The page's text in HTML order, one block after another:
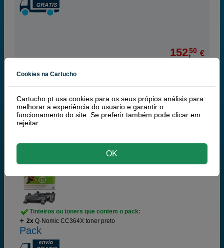
152,50 €
rendimento | Garantía 100%
Q-Nomic Pack CC364XD - 2 toners 64x
Tinteiros ou toners que contem o pack:
2x Q-Nomic CC364X toner preto
Pack
Cookies na Cartucho
Cartucho.pt usa cookies para os seus própios análisis para
melhorar a experiência do usuario e garantir o
funcionamento do site. Se preferir também pode clicar em
rejeitar.
OK